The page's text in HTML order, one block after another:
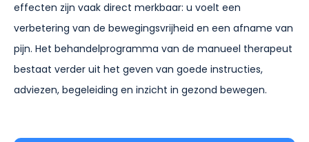
effecten zijn vaak direct merkbaar: u voelt een
verbetering van de bewegingsvrijheid en een afname van
pijn. Het behandelprogramma van de manueel therapeut
bestaat verder uit het geven van goede instructies,
adviezen, begeleiding en inzicht in gezond bewegen.